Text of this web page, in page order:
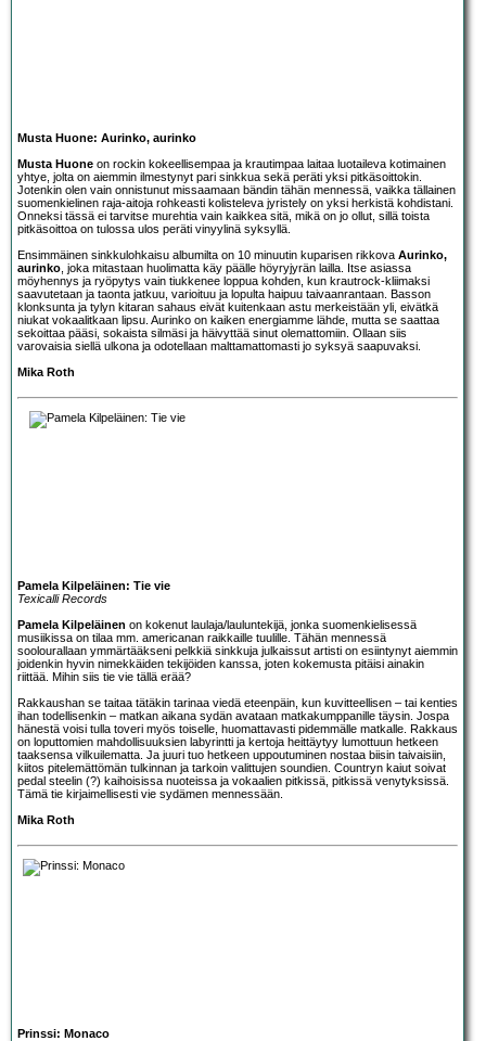
Musta Huone: Aurinko, aurinko
Musta Huone on rockin kokeellisempaa ja krautimpaa laitaa luotaileva kotimainen
yhtye, jolta on aiemmin ilmestynyt pari sinkkua sekä peräti yksi pitkäsoittokin.
Jotenkin olen vain onnistunut missaamaan bändin tähän mennessä, vaikka tällainen
suomenkielinen raja-aitoja rohkeasti kolisteleva jyristely on yksi herkistä kohdistani.
Onneksi tässä ei tarvitse murehtia vain kaikkea sitä, mikä on jo ollut, sillä toista
pitkäsoittoa on tulossa ulos peräti vinyylinä syksyllä.
Ensimmäinen sinkkulohkaisu albumilta on 10 minuutin kuparisen rikkova Aurinko,
aurinko , joka mitastaan huolimatta käy päälle höyryjyrän lailla. Itse asiassa
möyhennys ja ryöpytys vain tiukkenee loppua kohden, kun krautrock-kliimaksi
saavutetaan ja taonta jatkuu, varioituu ja lopulta haipuu taivaanrantaan. Basson
klonksunta ja tylyn kitaran sahaus eivät kuitenkaan astu merkeistään yli, eivätkä
niukat vokaalitkaan lipsu. Aurinko on kaiken energiamme lähde, mutta se saattaa
sekoittaa pääsi, sokaista silmäsi ja häivyttää sinut olemattomiin. Ollaan siis
varovaisia siellä ulkona ja odotellaan malttamattomasti jo syksyä saapuvaksi.
Mika Roth
Pamela Kilpeläinen: Tie vie
Texicalli Records
Pamela Kilpeläinen on kokenut laulaja/lauluntekijä, jonka suomenkielisessä
musiikissa on tilaa mm. americanan raikkaille tuulille. Tähän mennessä
soolourallaan ymmärtääkseni pelkkiä sinkkuja julkaissut artisti on esiintynyt aiemmin
joidenkin hyvin nimekkäiden tekijöiden kanssa, joten kokemusta pitäisi ainakin
riittää. Mihin siis tie vie tällä erää?
Rakkaushan se taitaa tätäkin tarinaa viedä eteenpäin, kun kuvitteellisen – tai kenties
ihan todellisenkin – matkan aikana sydän avataan matkakumppanille täysin. Jospa
hänestä voisi tulla toveri myös toiselle, huomattavasti pidemmälle matkalle. Rakkaus
on loputtomien mahdollisuuksien labyrintti ja kertoja heittäytyy lumottuun hetkeen
taaksensa vilkuilematta. Ja juuri tuo hetkeen uppoutuminen nostaa biisin taivaisiin,
kiitos pitelemättömän tulkinnan ja tarkoin valittujen soundien. Countryn kaiut soivat
pedal steelin (?) kaihoisissa nuoteissa ja vokaalien pitkissä, pitkissä venytyksissä.
Tämä tie kirjaimellisesti vie sydämen mennessään.
Mika Roth
Prinssi: Monaco